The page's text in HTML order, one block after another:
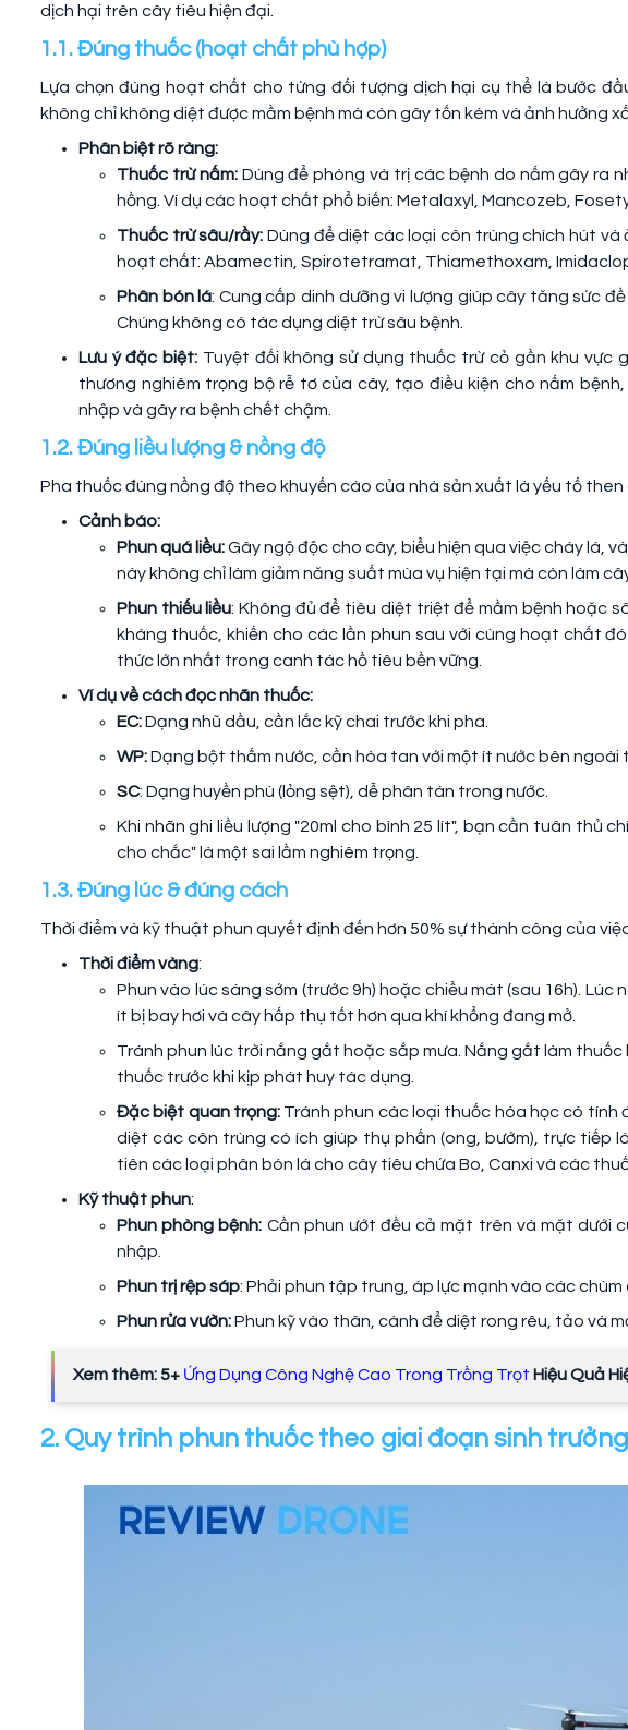
dịch hại trên cây tiêu hiện đại.
1.1. Đúng thuốc (hoạt chất phù hợp)
Lựa chọn đúng hoạt chất cho từng đối tượng dịch hại cụ thể là bước
không chỉ không diệt được mầm bệnh mà còn gây tốn kém và ảnh hưởng
Phân biệt rõ ràng:
Thuốc trừ nấm:Dùng để phòng và trị các bệnh do nấm gây ra
hồng. Ví dụ các hoạt chất phổ biến: Metalaxyl, Mancozeb,
Thuốc trừ sâu/rầy: Dùng để diệt các loại côn trùng chích hút và
hoạt chất: Abamectin, Spirotetramat, Thiamethoxam,
Phân bón lá: Cung cấp dinh dưỡng vi lượng giúp cây tăng sức
Chúng không có tác dụng diệt trừ sâu bệnh.
Lưu ý đặc biệt: Tuyệt đối không sử dụng thuốc trừ cỏ gần khu
thương nghiêm trọng bộ rễ tơ của cây, tạo điều kiện cho nấm
nhập và gây ra bệnh chết chậm.
1.2. Đúng liều lượng & nồng độ
Pha thuốc đúng nồng độ theo khuyến cáo của nhà sản xuất là yếu tố
Cảnh báo:
Phun quá liều:Gây ngộ độc cho cây, biểu hiện qua việc cháy lá,
này không chỉ làm giảm năng suất mùa vụ hiện tại mà còn làm
Phun thiếu liều: Không đủ để tiêu diệt triệt để mầm bệnh hoặc
kháng thuốc, khiến cho các lần phun sau với cùng hoạt chất
thức lớn nhất trong canh tác hồ tiêu bền vững.
Ví dụ về cách đọc nhãn thuốc:
EC:Dạng nhũ dầu, cần lắc kỹ chai trước khi pha.
WP:Dạng bột thấm nước, cần hòa tan với một ít nước bên ngoài
SC: Dạng huyền phù (lỏng sệt), dễ phân tán trong nước.
Khi nhãn ghi liều lượng "20ml cho bình 25 lít", bạn cần tuân thủ
cho chắc" là một sai lầm nghiêm trọng.
1.3. Đúng lúc & đúng cách
Thời điểm và kỹ thuật phun quyết định đến hơn 50% sự thành công của
Thời điểm vàng:
Phun vào lúc sáng sớm (trước 9h) hoặc chiều mát (sau 16h).
ít bị bay hơi và cây hấp thụ tốt hơn qua khí khổng đang mở.
Tránh phun lúc trời nắng gắt hoặc sắp mưa. Nắng gắt làm thuốc
thuốc trước khi kịp phát huy tác dụng.
Đặc biệt quan trọng: Tránh phun các loại thuốc hóa học có tính
diệt các côn trùng có ích giúp thụ phấn (ong, bướm), trực tiếp
tiên các loại phân bón lá cho cây tiêu chứa Bo, Canxi và các
Kỹ thuật phun:
Phun phòng bệnh: Cần phun ướt đều cả mặt trên và mặt dưới
nhập.
Phun trị rệp sáp: Phải phun tập trung, áp lực mạnh vào các chùm
Phun rửa vườn:Phun kỹ vào thân, cành để diệt rong rêu, tảo và
Xem thêm: 5+ Ứng Dụng Công Nghệ Cao Trong Trồng Trọt Hiệu Quả
2. Quy trình phun thuốc theo giai đoạn sinh trưởng